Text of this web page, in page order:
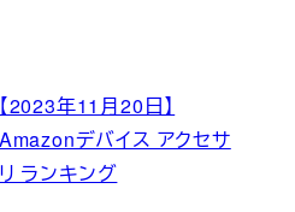
【2023年11月20日】
Amazonデバイス アクセサ
リ ランキング